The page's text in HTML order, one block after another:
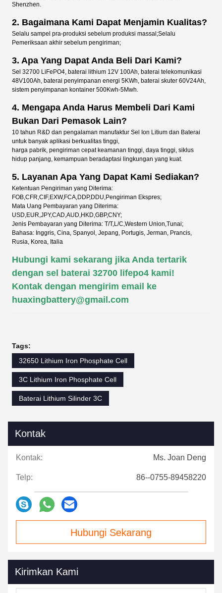
Shenzhen.
2. Bagaimana Kami Dapat Menjamin Kualitas?
Selalu sampel pra-produksi sebelum produksi massal;Selalu
Pemeriksaan akhir sebelum pengiriman;
3. Apa Yang Dapat Anda Beli Dari Kami?
Sel 32700 LiFePO4, baterai lithium 12V 100Ah, baterai telekomunikasi
48V100Ah, baterai penyimpanan energi 5KWh, baterai skuter 60V24Ah,
sistem penyimpanan kontainer 500Kwh-5Mwh.
4. Mengapa Anda Harus Membeli Dari Kami
Bukan Dari Pemasok Lain?
10 tahun R&D dan pengalaman manufaktur Sel Ion Litium dan Baterai
untuk banyak aplikasi berkualitas tinggi,
harga pabrik, pengiriman cepat keamanan tinggi, daya tinggi, siklus
hidup panjang, kemampuan beradaptasi lingkungan yang kuat.
5. Layanan Apa Yang Dapat Kami Sediakan?
Ketentuan Pengiriman yang Diterima:
FOB,CFR,CIF,EXW,FCA,DDP,DDU,Pengiriman Ekspres;
Mata Uang Pembayaran yang Diterima:
USD,EUR,JPY,CAD,AUD,HKD,GBP,CNY;
Jenis Pembayaran yang Diterima: T/T,L/C,Western Union,Tunai;
Bahasa: Inggris, Cina, Spanyol, Jepang, Portugis, Jerman, Prancis,
Rusia, Korea, Italia
Hubungi kami sekarang jika Anda tertarik
dengan sel baterai 32700 lifepo4 kami!
Kontak dengan mengirim email ke
huaxingbattery@gmail.com
Tags:
32650 Lithium Iron Phosphate Cell
3C Lithium Iron Phosphate Cell
Baterai Lithium Silinder 3C
Kontak
Kontak: Ms. Joan Deng
Telp: 86--0755-89458220
Hubungi Sekarang
Kirimkan Kami